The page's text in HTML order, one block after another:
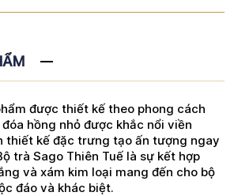
được thiết kế theo phong cách
hồng nhỏ được khắc nổi viền
thiết kế đặc trưng tạo ấn tượng ngay
trà Sago Thiên Tuế là sự kết hợp
và xám kim loại mang đến cho bộ
đáo và khác biệt.